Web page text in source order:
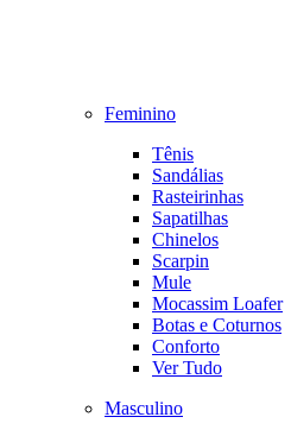
Feminino
Tênis
Sandálias
Rasteirinhas
Sapatilhas
Chinelos
Scarpin
Mule
Mocassim Loafer
Botas e Coturnos
Conforto
Ver Tudo
Masculino